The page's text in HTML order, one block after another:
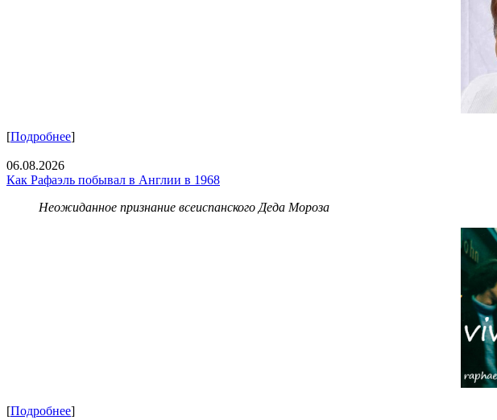
[Подробнее]
06.08.2026
Как Рафаэль побывал в Англии в 1968
Неожиданное признание всеиспанского Деда Мороза
[Подробнее]